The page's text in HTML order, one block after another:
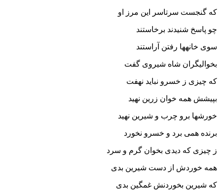
که گنجست سرتاسر این مرز او
چو پاسخ شنیدند برخاستند
سوى خانه‏ها رفتن آراستند
بخوالیگران شاه شیروى گفت
که چیزى ز خسرو نباید نهفت‏
بپیشش همه خوان زرین نهید
خورشها برو چرب و شیرین نهید
برنده همى برد و خسرو نخورد
ز چیزى که دیدى بخوان گرم و سرد
همه خوردش از دست شیرین بدى
که شیرین بخوردنش غمگین بدى‏